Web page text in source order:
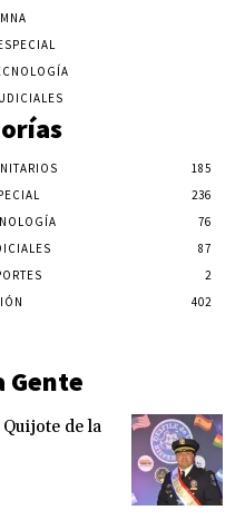
185
236
76
87
2
402
Gente
de la